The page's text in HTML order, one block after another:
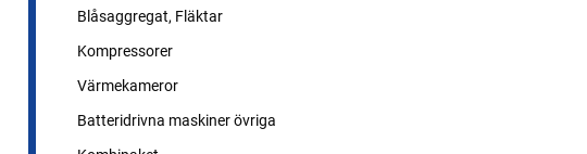
Blåsaggregat, Fläktar
Kompressorer
Värmekameror
Batteridrivna maskiner övriga